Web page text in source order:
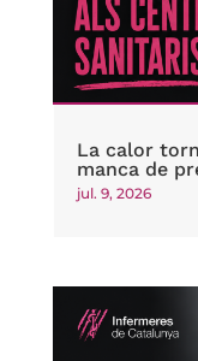
La calor
manca de
jul. 9, 2026